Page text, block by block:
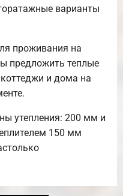
варианты
проживания на
предложить теплые
и дома на
утепления: 200 мм и
150 мм